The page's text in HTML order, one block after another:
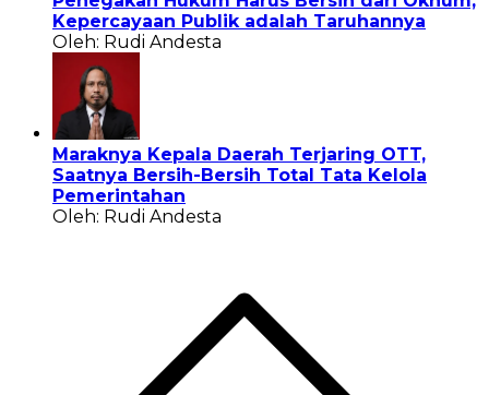
Kepercayaan Publik adalah Taruhannya
Oleh: Rudi Andesta
Maraknya Kepala Daerah Terjaring OTT,
Saatnya Bersih-Bersih Total Tata Kelola
Pemerintahan
Oleh: Rudi Andesta